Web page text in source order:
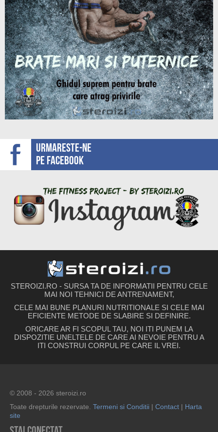
Urmareste-ne
pe facebook
STEROIZI.RO - SURSA TA DE INFORMATII PENTRU CELE
MAI NOI TEHNICI DE ANTRENAMENT,
CELE MAI BUNE PLANURI NUTRITIONALE SI CELE MAI
EFICIENTE METODE DE SLABIRE SI DEFINIRE.
ORICARE AR FI SCOPUL TAU, NOI ITI PUNEM LA
DISPOZITIE UNELTELE DE CARE AI NEVOIE PENTRU A
ITI CONSTRUI CORPUL PE CARE IL VREI.
© 2008 - 2026 steroizi.ro
Toate drepturile rezervate. Termeni si Conditii | Contact | Harta
site